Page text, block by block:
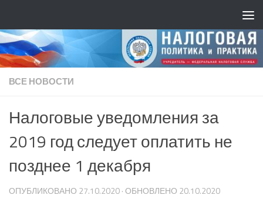
ВСЕ НОВОСТИ
Налоговые уведомления за
2019 год следует оплатить не
позднее 1 декабря
ОПУБЛИКОВАНО 27.10.2020· ОБНОВЛЕНО 20.10.2020